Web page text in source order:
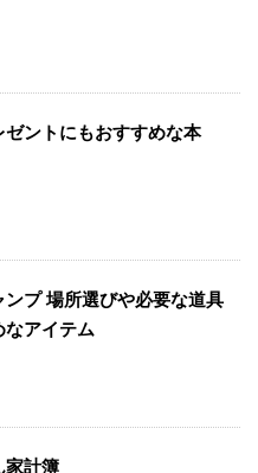
ゼントにもおすすめな本
ンプ 場所選びや必要な道具
なアイテム
家計簿